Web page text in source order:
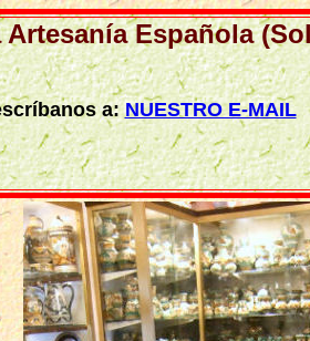
Española
a:NUESTRO E-MAIL